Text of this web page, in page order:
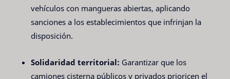
vehículos con mangueras abiertas, aplicando
sanciones a los establecimientos que infrinjan la
disposición.
Solidaridad territorial: Garantizar que los
camiones cisterna públicos y privados prioricen el